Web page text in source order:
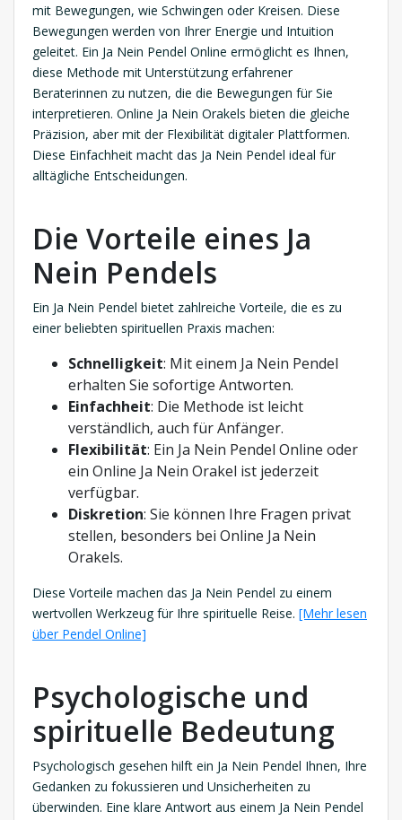
mit Bewegungen, wie Schwingen oder Kreisen. Diese
Bewegungen werden von Ihrer Energie und Intuition
geleitet. Ein Ja Nein Pendel Online ermöglicht es Ihnen,
diese Methode mit Unterstützung erfahrener
Beraterinnen zu nutzen, die die Bewegungen für Sie
interpretieren. Online Ja Nein Orakels bieten die gleiche
Präzision, aber mit der Flexibilität digitaler Plattformen.
Diese Einfachheit macht das Ja Nein Pendel ideal für
alltägliche Entscheidungen.
Die Vorteile eines Ja
Nein Pendels
Ein Ja Nein Pendel bietet zahlreiche Vorteile, die es zu
einer beliebten spirituellen Praxis machen:
Schnelligkeit: Mit einem Ja Nein Pendel
erhalten Sie sofortige Antworten.
Einfachheit: Die Methode ist leicht
verständlich, auch für Anfänger.
Flexibilität: Ein Ja Nein Pendel Online oder
ein Online Ja Nein Orakel ist jederzeit
verfügbar.
Diskretion: Sie können Ihre Fragen privat
stellen, besonders bei Online Ja Nein
Orakels.
Diese Vorteile machen das Ja Nein Pendel zu einem
wertvollen Werkzeug für Ihre spirituelle Reise. [Mehr lesen
über Pendel Online]
Psychologische und
spirituelle Bedeutung
Psychologisch gesehen hilft ein Ja Nein Pendel Ihnen, Ihre
Gedanken zu fokussieren und Unsicherheiten zu
überwinden. Eine klare Antwort aus einem Ja Nein Pendel